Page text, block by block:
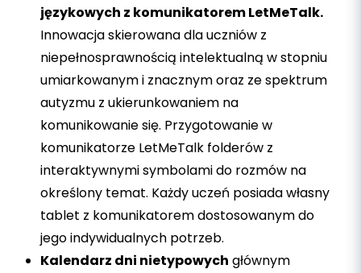
językowych z komunikatorem LetMeTalk.
Innowacja skierowana dla uczniów z
niepełnosprawnością intelektualną w stopniu
umiarkowanym i znacznym oraz ze spektrum
autyzmu z ukierunkowaniem na
komunikowanie się. Przygotowanie w
komunikatorze LetMeTalk folderów z
interaktywnymi symbolami do rozmów na
określony temat. Każdy uczeń posiada własny
tablet z komunikatorem dostosowanym do
jego indywidualnych potrzeb.
Kalendarz dni nietypowych głównym